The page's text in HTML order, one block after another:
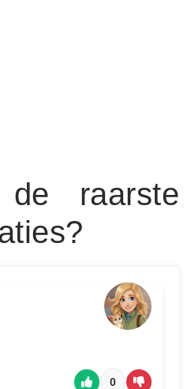
raarste
0